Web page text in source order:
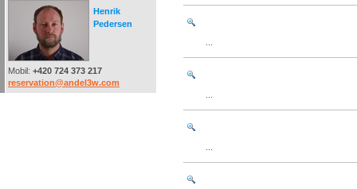
Henrik
Pedersen
Mobil: +420 724 373 217
reservation@andel3w.com